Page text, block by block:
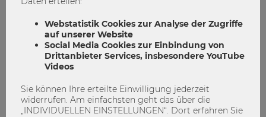
nicht vorbei – im Einzelfall muss sie aber mit Maß und Ziel
und mit Rechtfertigungsmöglichkeit für Nichterfüllung
eingesetzt werden. Die derzeit existierende Quote für
Frauen in allen universitären Gremien sehe ich ambivalent.
dadurch überproportional mit Gremienarbeit belastet, und
zwar zulasten ihrer Forschungsarbeit. Letztlich zählt für das
berufliche Weiterkommen aber (fast) nur die
Webstatistik Cookies zur Analyse der Zugriffe
auf unserer Website
Social Media Cookies zur Einbindung von
Drittanbieter Services, insbesondere YouTube
Videos
Sie können Ihre erteilte Einwilligung jederzeit
widerrufen. Am einfachsten geht das über die
„INDIVIDUELLEN EINSTELLUNGEN“. Dort erfahren Sie